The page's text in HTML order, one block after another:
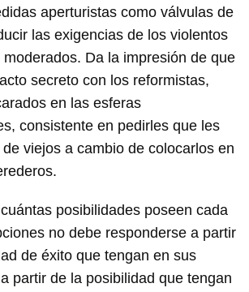
aperturistas como válvulas de
las exigencias de los violentos
Da la impresión de que
secreto con los reformistas,
en las esferas
consistente en pedirles que les
viejos a cambio de colocarlos en
posibilidades poseen cada
no debe responderse a partir
de éxito que tengan en sus
partir de la posibilidad que tengan